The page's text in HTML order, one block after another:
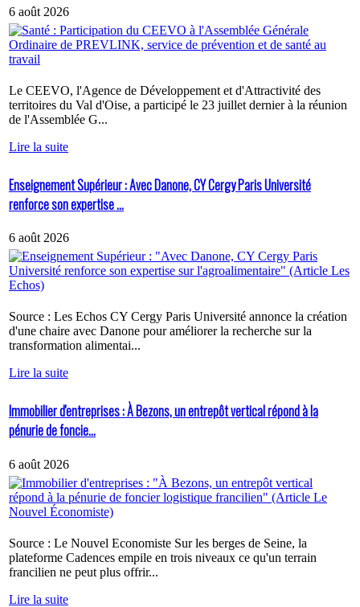
6 août 2026
Le CEEVO, l'Agence de Développement et d'Attractivité des
territoires du Val d'Oise, a participé le 23 juillet dernier à la réunion
de l'Assemblée G...
Lire la suite
Enseignement Supérieur : Avec Danone, CY Cergy Paris Université
renforce son expertise ...
6 août 2026
Source : Les Echos CY Cergy Paris Université annonce la création
d'une chaire avec Danone pour améliorer la recherche sur la
transformation alimentai...
Lire la suite
Immobilier d'entreprises : À Bezons, un entrepôt vertical répond à la
pénurie de foncie...
6 août 2026
Source : Le Nouvel Economiste Sur les berges de Seine, la
plateforme Cadences empile en trois niveaux ce qu'un terrain
francilien ne peut plus offrir...
Lire la suite